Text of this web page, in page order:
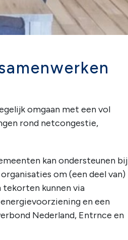
omgaan met een vol
rond netcongestie,
kan ondersteunen bij
om (een deel van)
kunnen via
en een
Nederland, Entrnce en